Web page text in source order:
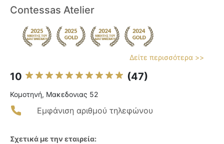
Contessas Atelier
Δείτε περισσότερα >>
10 (47)
Κομοτηνή, Μακεδονιας 52
Εμφάνιση αριθμού τηλεφώνου
Σχετικά με την εταιρεία: